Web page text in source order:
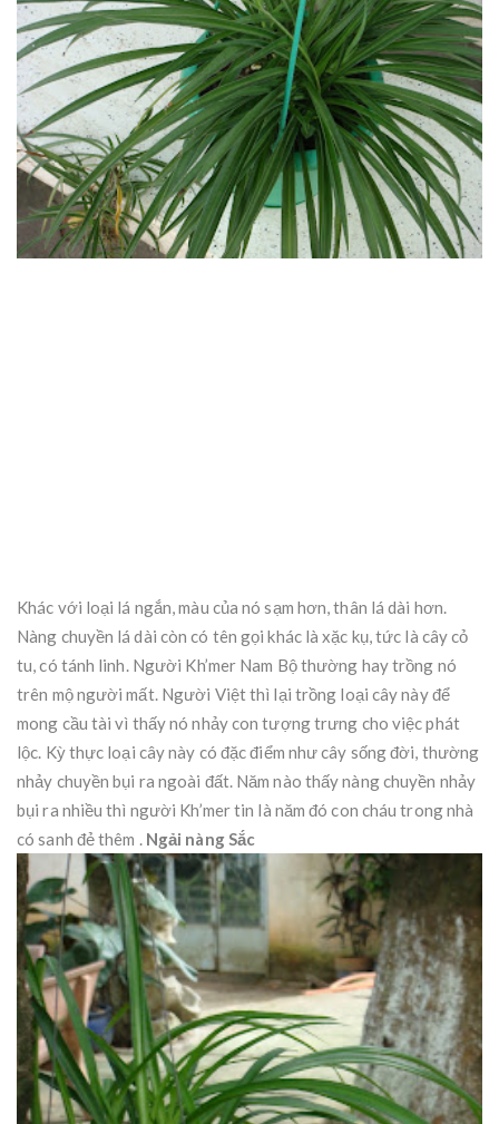
Khác với loại lá ngắn, màu của nó sạm hơn, thân lá dài hơn.
Nàng chuyền lá dài còn có tên gọi khác là xặc kụ, tức là cây cỏ
tu, có tánh linh. Người Kh’mer Nam Bộ thường hay trồng nó
trên mộ người mất. Người Việt thì lại trồng loại cây này để
mong cầu tài vì thấy nó nhảy con tượng trưng cho việc phát
lộc. Kỳ thực loại cây này có đặc điểm như cây sống đời, thường
nhảy chuyền bụi ra ngoài đất. Năm nào thấy nàng chuyền nhảy
bụi ra nhiều thì người Kh’mer tin là năm đó con cháu trong nhà
có sanh đẻ thêm . Ngải nàng Sắc